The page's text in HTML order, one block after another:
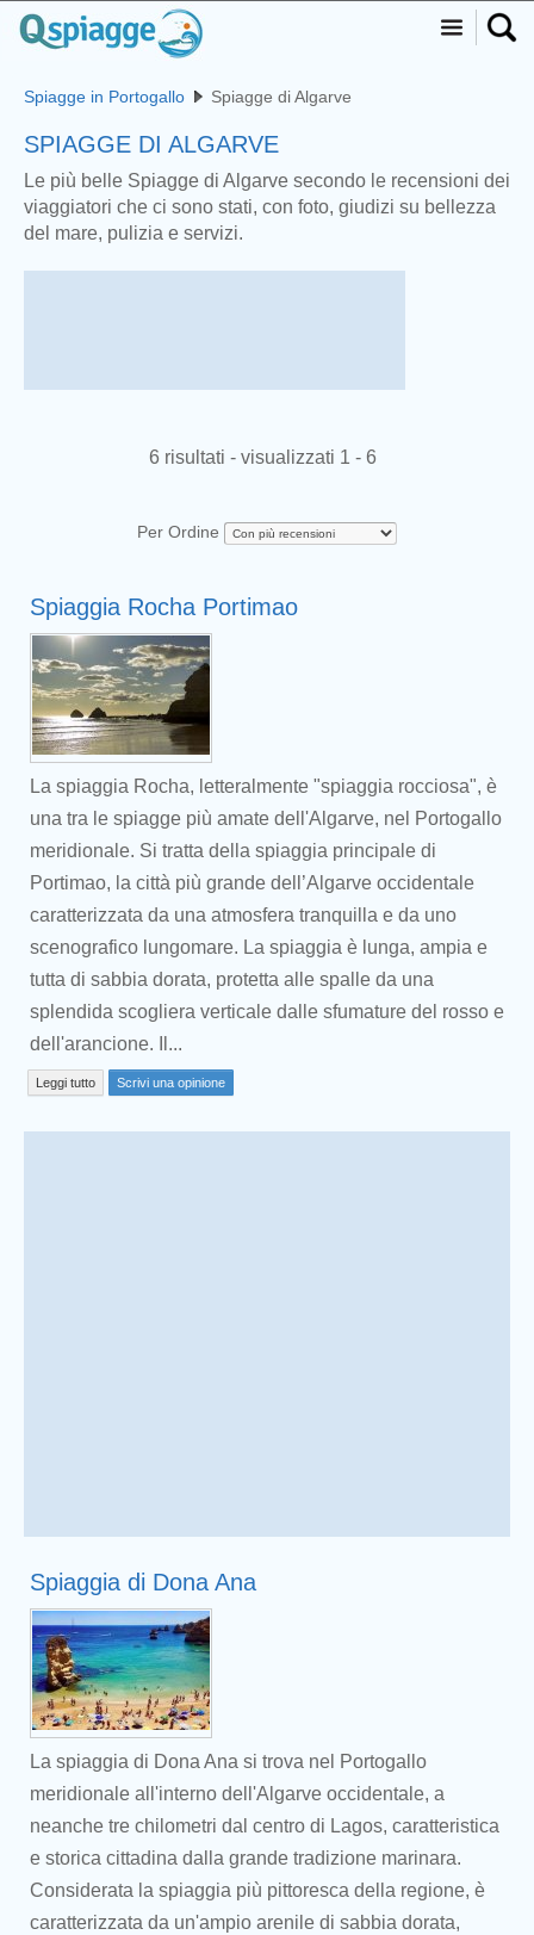
Spiagge in Portogallo Spiagge di Algarve
SPIAGGE DI ALGARVE
Le più belle Spiagge di Algarve secondo le recensioni dei
viaggiatori che ci sono stati, con foto, giudizi su bellezza
del mare, pulizia e servizi.
6 risultati - visualizzati 1 - 6
Per Ordine
Spiaggia Rocha Portimao
La spiaggia Rocha, letteralmente "spiaggia rocciosa", è
una tra le spiagge più amate dell'Algarve, nel Portogallo
meridionale. Si tratta della spiaggia principale di
Portimao, la città più grande dell’Algarve occidentale
caratterizzata da una atmosfera tranquilla e da uno
scenografico lungomare. La spiaggia è lunga, ampia e
tutta di sabbia dorata, protetta alle spalle da una
splendida scogliera verticale dalle sfumature del rosso e
dell'arancione. Il...
Leggi tutto Scrivi una opinione
Spiaggia di Dona Ana
La spiaggia di Dona Ana si trova nel Portogallo
meridionale all'interno dell'Algarve occidentale, a
neanche tre chilometri dal centro di Lagos, caratteristica
e storica cittadina dalla grande tradizione marinara.
Considerata la spiaggia più pittoresca della regione, è
caratterizzata da un'ampio arenile di sabbia dorata,